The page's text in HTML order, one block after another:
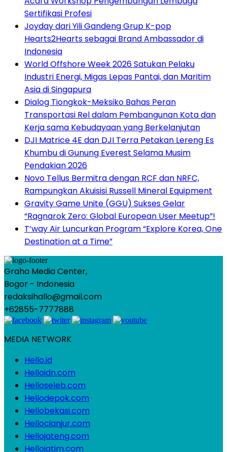
Sertifikasi Profesi
Joyday dari Yili Gandeng Grup K-pop
Hearts2Hearts sebagai Brand Ambassador di
Indonesia
World Offshore Week 2026 Satukan Pelaku
Industri Energi, Migas Lepas Pantai, dan Maritim
Asia di Singapura
Dialog Tiongkok-Meksiko Bahas Peran
Transportasi Rel dalam Pembangunan Kota dan
Kerja sama Kebudayaan yang Berkelanjutan
DJI Matrice 4E dan DJI Terra Petakan Lereng Es
Khumbu di Gunung Everest Selama Musim
Pendakian 2026
Novo Tellus Bermitra dengan RCF dan NRFC,
Rampungkan Akuisisi Russell Mineral Equipment
Gravity Game Unite (GGU) Sukses Gelar
“Ragnarok Zero: Global European User Meetup”!
T’way Air Luncurkan Program “Explore Korea, One
Destination at a Time”
Graha Media Center,
Bogor - Indonesia
redaksihallo@gmail.com
+62855-7777888
MEDIA NETWORK
Hello.id
Helloidn.com
Helloseleb.com
Hellodepok.com
Hellobekasi.com
Hellocianjur.com
Hellojateng.com
Hellojatim.com